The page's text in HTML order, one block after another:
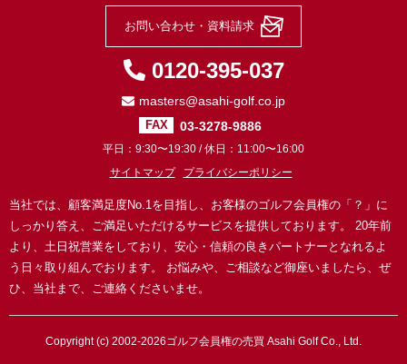
当社では、顧客満足度No.1を目指し、お客様のゴルフ会員権の「？」に
しっかり答え、ご満足いただけるサービスを提供しております。
20年前
より、土日祝営業をしており、安心・信頼の良きパートナーとなれるよ
う日々取り組んでおります。
お悩みや、ご相談など御座いましたら、ぜ
ひ、当社まで、ご連絡くださいませ。
お問い合わせ・資料請求
0120-395-037
masters@asahi-golf.co.jp
FAX 03-3278-9886
平日：9:30〜19:30 / 休日：11:00〜16:00
サイトマップ
プライバシーポリシー
Copyright (c) 2002-2026ゴルフ会員権の売買 Asahi Golf Co., Ltd.